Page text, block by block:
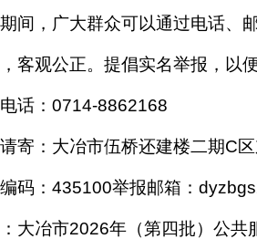
期间 ，广大群众可以通过电话、
客观公正。提倡实名举报，以
话： 0714-8862168
寄： 大冶市伍桥还建楼二期C
码： 435100举报邮箱：
大冶市2026年（第四批） 公共